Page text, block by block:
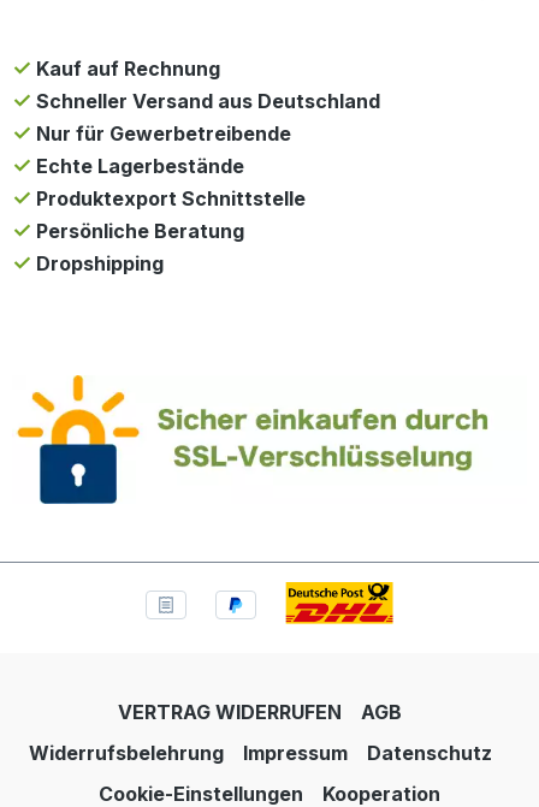
Kauf auf Rechnung
Schneller Versand aus Deutschland
Nur für Gewerbetreibende
Echte Lagerbestände
Produktexport Schnittstelle
Persönliche Beratung
Dropshipping
VERTRAG WIDERRUFEN
AGB
Widerrufsbelehrung
Impressum
Datenschutz
Cookie-Einstellungen
Kooperation